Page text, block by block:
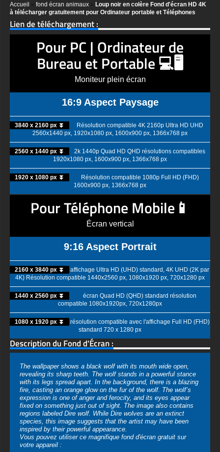
Accueil fond écran animaux
Loup noir en colère Fond d'écran HD 4K
à télécharger gratuitement pour Ordinateur portable et Téléphones
Lien de téléchargement :
Pour PC | Ordinateur de
Bureau et Portable 💻🖥️
Moniteur plein écran
16:9 Aspect Paysage
3840 x 2160 px ⏬
Résolution compatible 4K 2160p Ultra HD UHD
2560x1440 px, 1920x1080 px, 1600x900 px, 1366x768 px
2560 x 1440 px ⏬
2k 1440p Quad HD QHD résolutions compatibles
1920x1080 px, 1600x900 px, 1366x768 px
1920 x 1080 px ⏬
Résolution compatible 1080p Full HD (FHD)
1600x900 px, 1366x768 px
Pour Téléphone Mobile📱
Écran vertical
9:16 Aspect Portrait
2160 x 3840 px ⏬
affichage Ultra HD (UHD) standard, 4K UHD (2K par
4K) Résolution compatible 1440x2560 px, 1080x1920 px, 720x1280 px
1440 x 2560 px ⏬
écran Quad HD (QHD) standard résolution
compatible 1080x1920px, 720x1280px
1080 x 1920 px ⏬
résolution compatible avec l'affichage Full HD (FHD)
standard 720 x 1280 px
Description du Fond d'Écran :
The wallpaper shows a black wolf with its mouth wide open,
revealing its sharp teeth. The wolf stands in a powerful stance
with its legs spread apart. In the background, there is a blazing
fire, casting an orange glow on the fur of the wolf. The wolf’s
expression is one of anger and ferocity, and its eyes appear
fixed on something just out of sight. The image also contains
regions labeled Dire wolf. While Dire wolves are an extinct
species, this image suggests that the artist may have been
inspired by their powerful appearance.
Vous pouvez utiliser ce magnifique fond d'écran gratuit sur
votre appareil :